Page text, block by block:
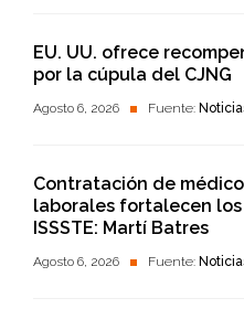
EU. UU. ofrece
por la cúpula del CJNG
Agosto 6, 2026 Fuente:
Contratación de
laborales fortalecen
ISSSTE: Martí Batres
Agosto 6, 2026 Fuente: